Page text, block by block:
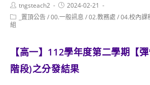
Post
author:
tngsteach2
Post
published:
2024-02-21
Post
category:
_置頂公告/00.一般訊息 /02.教務處 /04.校內課
組
【高一】112學年度第二學期【
階段)之分發結果